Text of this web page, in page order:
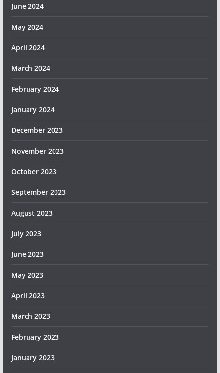
June 2024
May 2024
April 2024
March 2024
February 2024
January 2024
December 2023
November 2023
October 2023
September 2023
August 2023
July 2023
June 2023
May 2023
April 2023
March 2023
February 2023
January 2023